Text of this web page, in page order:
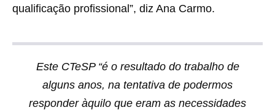
qualificação profissional”, diz Ana Carmo.
Este CTeSP “é o resultado do trabalho de
alguns anos, na tentativa de podermos
responder àquilo que eram as necessidades